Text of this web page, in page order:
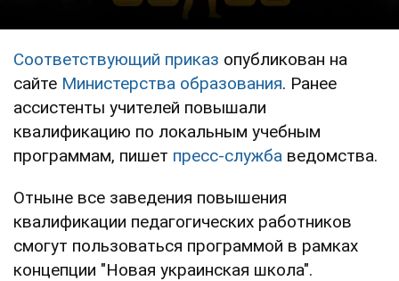
Соответствующий приказ опубликован на
сайте Министерства образования. Ранее
ассистенты учителей повышали
квалификацию по локальным учебным
программам, пишет пресс-служба ведомства.
Отныне все заведения повышения
квалификации педагогических работников
смогут пользоваться программой в рамках
концепции "Новая украинская школа".